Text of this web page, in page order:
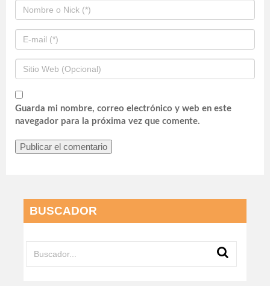
Guarda mi nombre, correo electrónico y web en este
navegador para la próxima vez que comente.
BUSCADOR